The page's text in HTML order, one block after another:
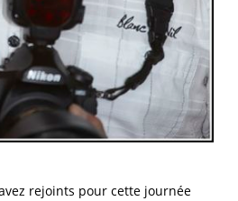
rejoints pour cette journée